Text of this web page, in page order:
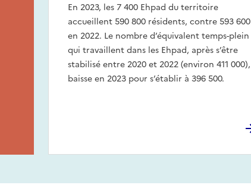
En 2023, les 7 400 Ehpad du territoire
accueillent 590 800 résidents, contre 593 600
en 2022. Le nombre d’équivalent temps-plein
qui travaillent dans les Ehpad, après s’être
stabilisé entre 2020 et 2022 (environ 411 000),
baisse en 2023 pour s’établir à 396 500.